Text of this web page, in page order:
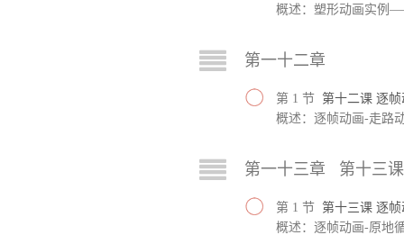
概述：塑形动画实例
第一十二章
第 1 节 第十二课 逐
概述：逐帧动画-走路
第一十三章 第十三
第 1 节 第十三课 逐
概述：逐帧动画-原地